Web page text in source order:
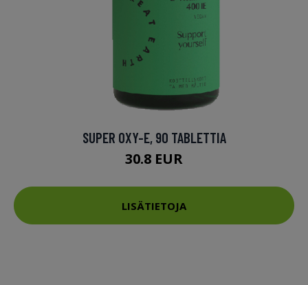
SUPER OXY-E, 90 TABLETTIA
30.8 EUR
LISÄTIETOJA